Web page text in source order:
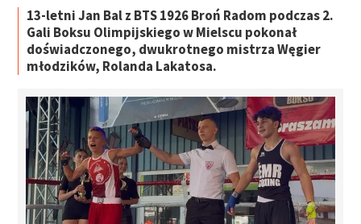
13-letni Jan Bal z BTS 1926 Broń Radom podczas 2.
Gali Boksu Olimpijskiego w Mielscu pokonał
doświadczonego, dwukrotnego mistrza Węgier
młodzików, Rolanda Lakatosa.